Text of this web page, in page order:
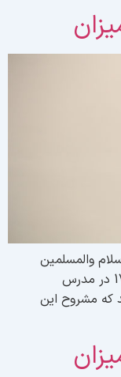
والمسلمین
عراقی روز یکشنبه از ساعت 16 الی 17 در مدرس
مشروح این